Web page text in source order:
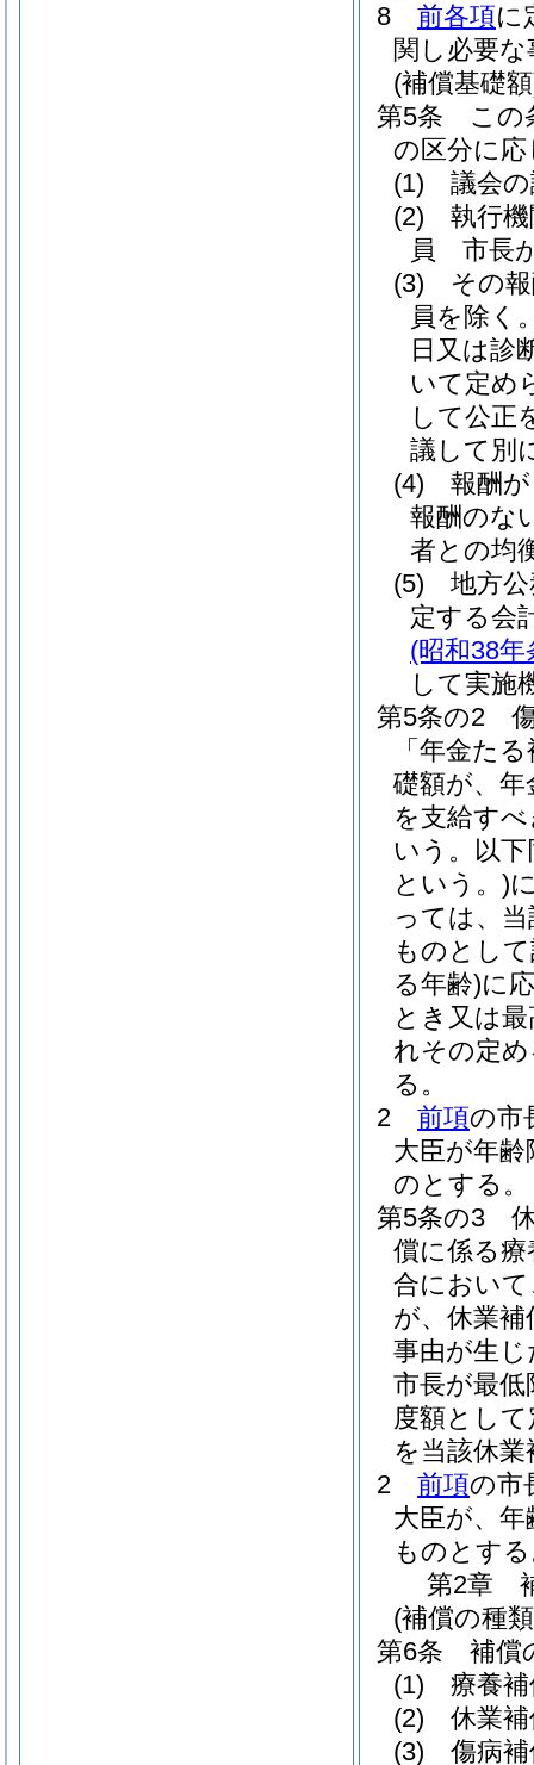
8
前各項に
関し必要
(補償基礎
第5条
この
の区分に応
(1)
議会
(2)
執行
員 市長
(3)
その
員を除く
日又は診
いて定め
して公正
議して別
(4)
報酬
報酬のな
者との均
(5)
地方
定する会
(昭和38
して実施
第5条の2
「年金た
礎額が、
を支給す
いう。以下
という。)
っては、
ものとし
る年齢)に
とき又は
れその定
る。
2
前項の市
大臣が年
のとする。
第5条の3
償に係る
合におい
が、休業
事由が生
市長が最
度額とし
を当該休
2
前項の市
大臣が、
ものとす
第2章
(補償の種
第6条
補償
(1)
療養
(2)
休業
(3)
傷病